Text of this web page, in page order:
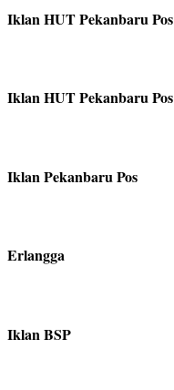
Iklan HUT Pekanbaru Pos
Iklan HUT Pekanbaru Pos
Iklan Pekanbaru Pos
Erlangga
Iklan BSP